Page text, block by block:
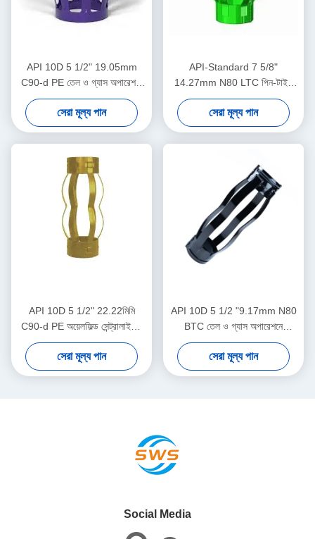
API 10D 5 1/2" 19.05mm
C90-d PE তেল ও গ্যাস অপারেশনে
অয়েলফিল্ড সেন্ট্রালাইজার
সেরা মূল্য পান
API-Standard 7 5/8"
14.27mm N80 LTC পিন-টাইপ
সেন্ট্রালাইজার তেল ও গ্যাস অপারেশনে
কেসিং সেন্ট্রালাইজার ডিসপ্লেসমেন্ট
সীমাবদ্ধ করার জন্য
সেরা মূল্য পান
API 10D 5 1/2" 22.22মিমি
C90-d PE অয়েলফিল্ড সেন্ট্রালাইজার
তেল ও গ্যাস অপারেশনে
সেরা মূল্য পান
API 10D 5 1/2 "9.17mm N80
BTC তেল ও গ্যাস অপারেশনে
তেলক্ষেত্র কেন্দ্রীয়করণ
সেরা মূল্য পান
Social Media